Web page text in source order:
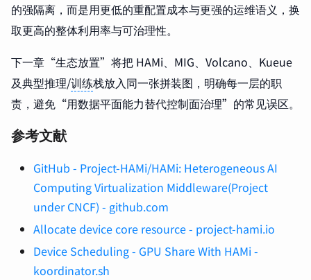
的强隔离，而是用更低的重配置成本与更强的运维语义，换
取更高的整体利用率与可治理性。
下一章“生态放置”将把 HAMi、MIG、Volcano、Kueue
及典型推理/训练栈放入同一张拼装图，明确每一层的职
责，避免“用数据平面能力替代控制面治理”的常见误区。
参考文献
GitHub - Project-HAMi/HAMi: Heterogeneous AI
Computing Virtualization Middleware(Project
under CNCF) - github.com
Allocate device core resource - project-hami.io
Device Scheduling - GPU Share With HAMi -
koordinator.sh